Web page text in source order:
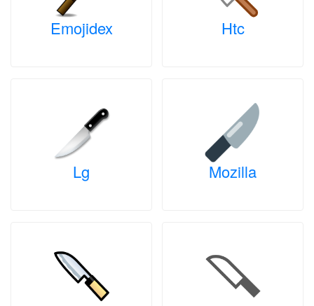
Emojidex Htc
Lg Mozilla